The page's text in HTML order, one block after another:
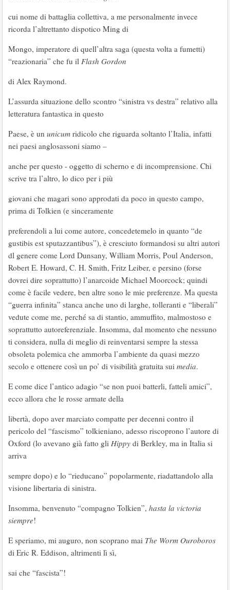
cui nome di battaglia collettiva, a me personalmente invece
ricorda l’altrettanto dispotico Ming di
Mongo, imperatore di quell’altra saga (questa volta a fumetti)
“reazionaria” che fu il Flash Gordon
di Alex Raymond.
L’assurda situazione dello scontro “sinistra vs destra” relativo alla
letteratura fantastica in questo
Paese, è un unicum ridicolo che riguarda soltanto l’Italia, infatti
nei paesi anglosassoni siamo –
anche per questo - oggetto di scherno e di incomprensione. Chi
scrive tra l’altro, lo dico per i più
giovani che magari sono approdati da poco in questo campo,
prima di Tolkien (e sinceramente
preferendoli a lui come autore, concedetemelo in quanto “de
gustibis est sputazzantibus”), è cresciuto formandosi su altri autori
dl genere come Lord Dunsany, William Morris, Poul Anderson,
Robert E. Howard, C. H. Smith, Fritz Leiber, e persino (forse
dovrei dire soprattutto) l’anarcoide Michael Moorcock; quindi
come è facile vedere, ben altre sono le mie preferenze. Ma questa
“guerra infinita” stanca anche uno di larghe, tolleranti e “liberali”
vedute come me, perché sa di stantio, ammuffito, malmostoso e
soprattutto autoreferenziale. Insomma, dal momento che nessuno
ti considera, nulla di meglio di reinventarsi sempre la stessa
obsoleta polemica che ammorba l’ambiente da quasi mezzo
secolo e ottenere così un po’ di visibilità gratuita sui media.
E come dice l’antico adagio “se non puoi batterli, fatteli amici”,
ecco allora che le rosse armate della
libertà, dopo aver marciato compatte per decenni contro il
pericolo del “fascismo” tolkieniano, adesso riscoprono l’autore di
Oxford (lo avevano già fatto gli Hippy di Berkley, ma in Italia si
arriva
sempre dopo) e lo “rieducano” popolarmente, riadattandolo alla
visione libertaria di sinistra.
Insomma, benvenuto “compagno Tolkien”, hasta la victoria
siempre!
E speriamo, mi auguro, non scoprano mai The Worm Ouroboros
di Eric R. Eddison, altrimenti lì sì,
sai che “fascista”!